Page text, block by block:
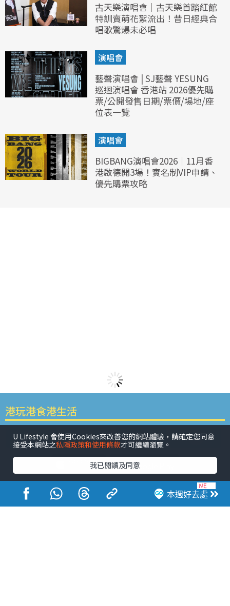
古天樂演唱會｜古天樂首踏紅館
特訓賣萌花絮流出！昔日經典合
唱歌驚爆未必唱
演唱會
藝聲演唱會 | SJ藝聲 YESUNG
巡迴演唱會 香港站 2026優先購
票/公開發售日期/票價/場地/座
位表一覽
演唱會
BIGBANG演唱會2026｜11月香
港啟德開3場！實名制VIP申請、
優先購票攻略
本週好去處
港玩港食港生活
活動展覽 市集 開倉 尖沙咀好去處
銅鑼灣好去處
元朗好去處
荃灣好去處 旺角好去處 社會 餐廳情報
U Lifestyle 會使用Cookies來改善您的網站體驗，請確定您同意
接受本網站之私隱政策和使用條款才可繼續瀏覽。
我已閱讀及同意